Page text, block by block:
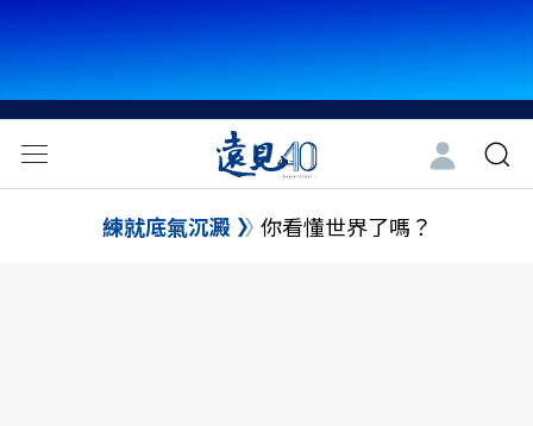
練就底氣沉澱 你看懂世界了嗎？